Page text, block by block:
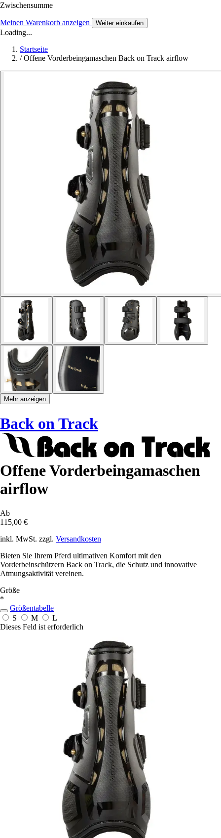
Zwischensumme
Meinen Warenkorb anzeigen Weiter einkaufen
Loading...
Startseite
/ Offene Vorderbeingamaschen Back on Track airflow
Mehr anzeigen
Back on Track
Offene Vorderbeingamaschen
airflow
Ab
115,00 €
inkl. MwSt. zzgl. Versandkosten
Bieten Sie Ihrem Pferd ultimativen Komfort mit den
Vorderbeinschützern Back on Track, die Schutz und innovative
Atmungsaktivität vereinen.
Größe
*
Größentabelle
S
M
L
Dieses Feld ist erforderlich